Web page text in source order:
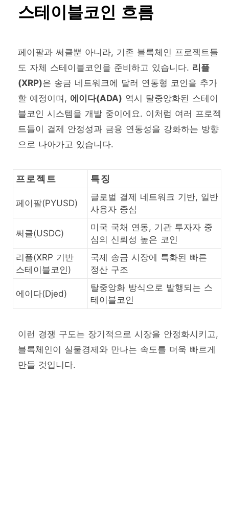
스테이블코인 흐름
페이팔과 써클뿐 아니라, 기존 블록체인 프로젝트들
도 자체 스테이블코인을 준비하고 있습니다. 리플
(XRP)은 송금 네트워크에 달러 연동형 코인을 추가
할 예정이며, 에이다(ADA) 역시 탈중앙화된 스테이
블코인 시스템을 개발 중이에요. 이처럼 여러 프로젝
트들이 결제 안정성과 금융 연동성을 강화하는 방향
으로 나아가고 있습니다.
프로젝트 특징
페이팔(PYUSD)
글로벌 결제 네트워크 기반, 일반
사용자 중심
써클(USDC)
미국 국채 연동, 기관 투자자 중
심의 신뢰성 높은 코인
리플(XRP 기반
스테이블코인)
국제 송금 시장에 특화된 빠른
정산 구조
에이다(Djed)
탈중앙화 방식으로 발행되는 스
테이블코인
이런 경쟁 구도는 장기적으로 시장을 안정화시키고,
블록체인이 실물경제와 만나는 속도를 더욱 빠르게
만들 것입니다.